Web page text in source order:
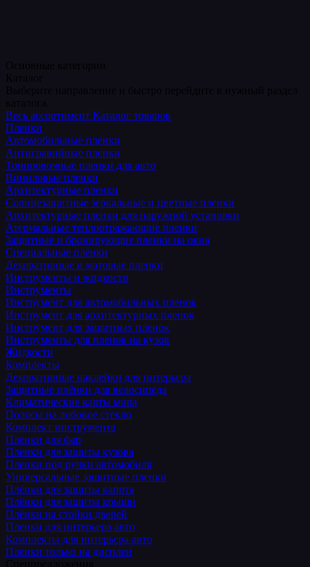
Весь ассортимент Каталог товаров
Пленки
Автомобильные пленки
Антигравийные пленки
Тонировочные пленки для авто
Виниловые пленки
Архитектурные пленки
Солнцезащитные зеркальные и цветные пленки
Архитектурные пленки для наружной установки
Атермальные теплоотражающие пленки
Защитные и бронирующие пленки на окна
Специальные плёнки
Декоративные и матовые пленки
Инструменты и жидкости
Инструменты
Инструмент для автомобильных пленок
Инструмент для архитектурных пленок
Инструмент для защитных пленок
Инструменты для пленок на кузов
Жидкости
Комплекты
Декоративные наклейки для интерьера
Защитные плёнки для велосипеда
Климатические карты мира
Полосы на лобовое стекло
Комплект инструмента
Пленки для фар
Пленки для защиты кузова
Пленки под ручки автомобиля
Универсальные защитные пленки
Плёнки для защиты капота
Плёнки для защиты крыши
Плёнки на стойки дверей
Пленки для интерьера авто
Комплекты для интерьера авто
Пленки только на дисплеи